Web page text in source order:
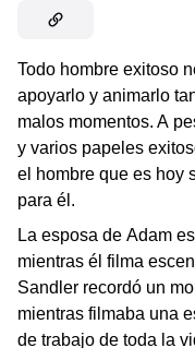
Todo hombre exitoso
apoyarlo y animarlo
malos momentos. A
y varios papeles
el hombre que es hoy
para él.
La esposa de Adam
mientras él filma
Sandler recordó un
mientras filmaba una
de trabajo de toda la